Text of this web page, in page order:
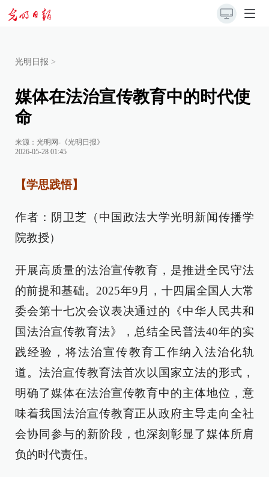
光明日报 >
媒体在法治宣传教育中的时代使
命
来源： 光明网-《光明日报》
2026-05-28 01:45
【学思践悟】
作者：阴卫芝（中国政法大学光明新闻传播学
院教授）
开展高质量的法治宣传教育，是推进全民守法
的前提和基础。2025年9月，十四届全国人大常
委会第十七次会议表决通过的《中华人民共和
国法治宣传教育法》，总结全民普法40年的实
践经验，将法治宣传教育工作纳入法治化轨
道。法治宣传教育法首次以国家立法的形式，
明确了媒体在法治宣传教育中的主体地位，意
味着我国法治宣传教育正从政府主导走向全社
会协同参与的新阶段，也深刻彰显了媒体所肩
负的时代责任。